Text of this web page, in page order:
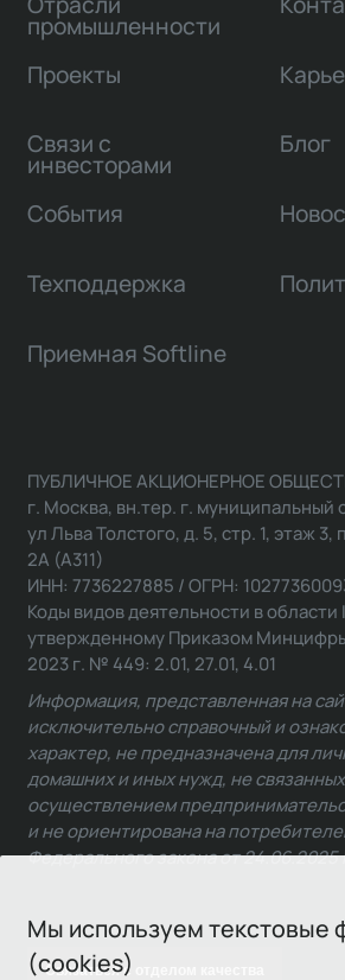
Мы используем текстовые
(cookies)
промышленности
Проекты
Связи с
инвесторами
Блог
События
Техподдержка
Приемная Softline
Связаться с отделом качества
ПУБЛИЧНОЕ АКЦИОНЕРНОЕ
г. Москва, вн.тер. г. муниципальный
ул Льва Толстого, д. 5, стр. 1, этаж
2А (А311)
ИНН: 7736227885 / ОГРН:
Коды видов деятельности в
утвержденному Приказом Минцифры
2023 г. № 449: 2.01, 27.01, 4.01
Информация, представленная на
исключительно справочный и
характер, не предназначена для
домашних и иных нужд, не
осуществлением
и не ориентирована на
Федерального закона от